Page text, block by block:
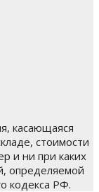
касающаяся
стоимости
и ни при каких
определяемой
кодекса РФ.